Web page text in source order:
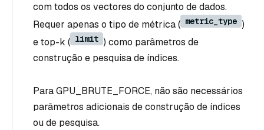
com todos os vectores do conjunto de dados.
Requer apenas o tipo de métrica ( metric_type )
e top-k ( limit ) como parâmetros de
construção e pesquisa de índices.
Para GPU_BRUTE_FORCE, não são necessários
parâmetros adicionais de construção de índices
ou de pesquisa.